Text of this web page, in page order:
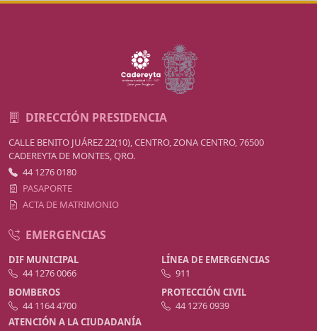
DIRECCIÓN PRESIDENCIA
CALLE BENITO JUÁREZ 22(10), CENTRO, ZONA CENTRO, 76500
CADEREYTA DE MONTES, QRO.
44 1276 0180
PASAPORTE
ACTA DE MATRIMONIO
EMERGENCIAS
DIF MUNICIPAL
44 1276 0066
BOMBEROS
44 1164 4700
LÍNEA DE EMERGENCIAS
911
PROTECCIÓN CIVIL
44 1276 0939
ATENCIÓN A LA CIUDADANÍA